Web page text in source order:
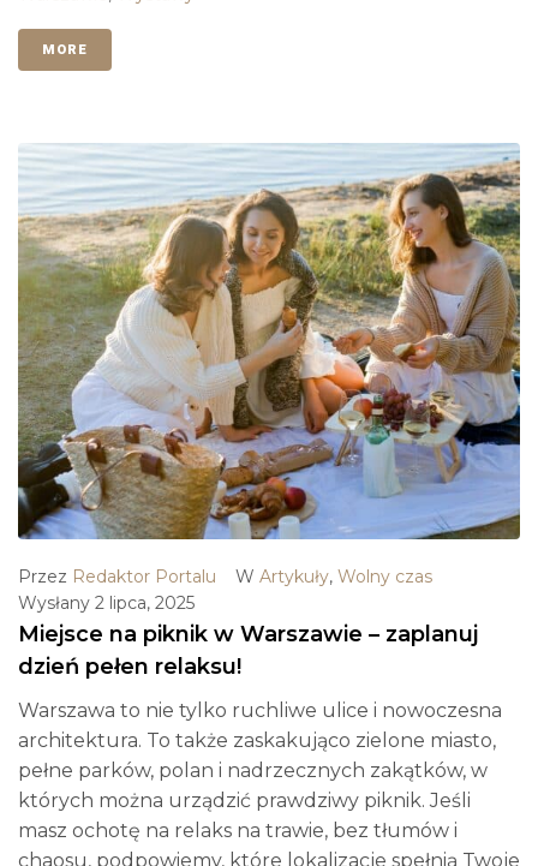
MORE
Przez Redaktor Portalu W Artykuły, Wolny czas
Wysłany 2 lipca, 2025
Miejsce na piknik w Warszawie – zaplanuj
dzień pełen relaksu!
Warszawa to nie tylko ruchliwe ulice i nowoczesna
architektura. To także zaskakująco zielone miasto,
pełne parków, polan i nadrzecznych zakątków, w
których można urządzić prawdziwy piknik. Jeśli
masz ochotę na relaks na trawie, bez tłumów i
chaosu, podpowiemy, które lokalizacje spełnią Twoje